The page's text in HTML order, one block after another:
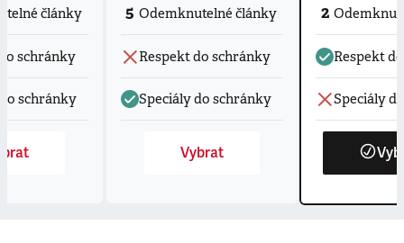
články
schránky
schránky
5 Odemknutelné články
Respekt do schránky
Speciály do schránky
Vybrat
2
Respekt
Speciály